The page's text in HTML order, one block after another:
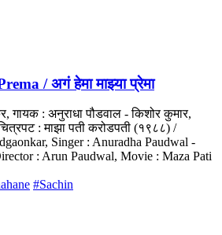
/ अगं हेमा माझ्या प्रेमा
गायक : अनुराधा पौडवाल - किशोर कुमार,
: माझा पती करोडपती (१९८८) /
Singer : Anuradha Paudwal -
: Arun Paudwal, Movie : Maza Pati
#Sachin